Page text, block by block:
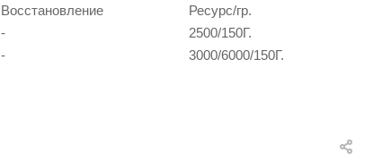
Восстановление
Ресурс/гр.
-
2500/150Г.
- 3000/6000/150Г.